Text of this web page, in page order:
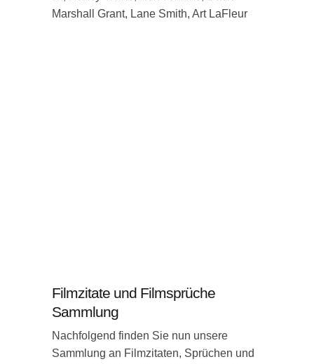
Marshall Grant, Lane Smith, Art LaFleur
Filmzitate und Filmsprüche
Sammlung
Nachfolgend finden Sie nun unsere
Sammlung an Filmzitaten, Sprüchen und